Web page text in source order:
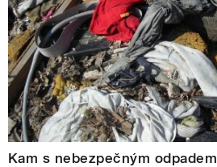
Kam s nebezpečným